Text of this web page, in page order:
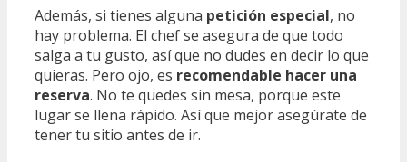
Además, si tienes alguna petición especial, no
hay problema. El chef se asegura de que todo
salga a tu gusto, así que no dudes en decir lo que
quieras. Pero ojo, es recomendable hacer una
reserva. No te quedes sin mesa, porque este
lugar se llena rápido. Así que mejor asegúrate de
tener tu sitio antes de ir.